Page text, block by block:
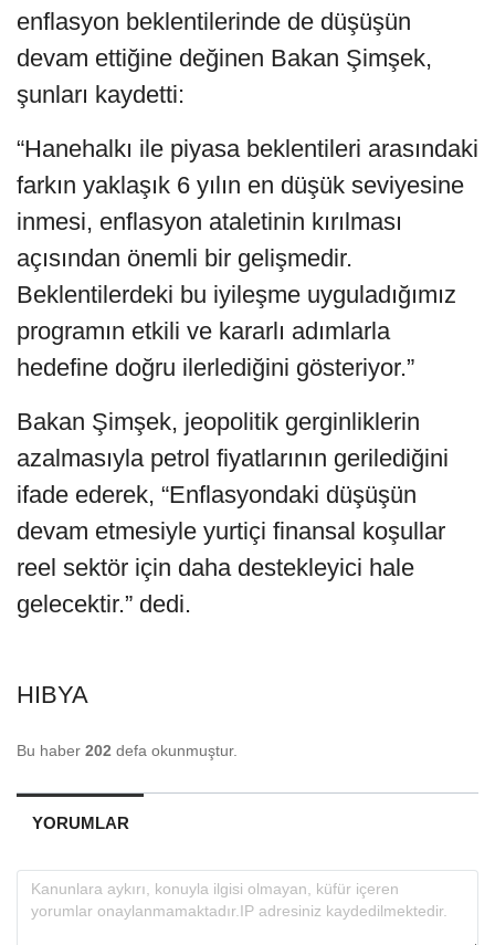
enflasyon beklentilerinde de düşüşün
devam ettiğine değinen Bakan Şimşek,
şunları kaydetti:
“Hanehalkı ile piyasa beklentileri arasındaki
farkın yaklaşık 6 yılın en düşük seviyesine
inmesi, enflasyon ataletinin kırılması
açısından önemli bir gelişmedir.
Beklentilerdeki bu iyileşme uyguladığımız
programın etkili ve kararlı adımlarla
hedefine doğru ilerlediğini gösteriyor.”
Bakan Şimşek, jeopolitik gerginliklerin
azalmasıyla petrol fiyatlarının gerilediğini
ifade ederek, “Enflasyondaki düşüşün
devam etmesiyle yurtiçi finansal koşullar
reel sektör için daha destekleyici hale
gelecektir.” dedi.
HIBYA
Bu haber 202 defa okunmuştur.
YORUMLAR